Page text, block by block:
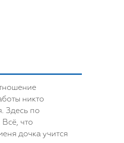
никто
Здесь по
что
дочка учится